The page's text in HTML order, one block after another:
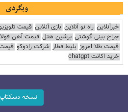
وبگردی
خبرآنلاین راه نو آنلاین بازی آنلاین قیمت
جراح بینی گوشتی پرشین هتل قیمت آهن فولاد
قیمت طلا امروز بلیط قطار شرکت رادوکو
خرید اکانت chatgpt
نسخه دسکتاپ